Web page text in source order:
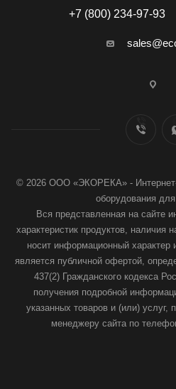
+7 (800) 234-97-93
© 2026 ООО «ЭКОРЕКА» - Интернет-
оборудования
Вся представленная на сайте
характеристик продуктов, наличия
носит информационный характер
является публичной офертой,
437(2) Гражданского кодекса
получения подробной
указанных товаров и (или) услуг,
менеджеру сайта по